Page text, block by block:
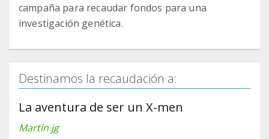
campaña para recaudar fondos para una
investigación genética.
Destinamos la recaudación a:
La aventura de ser un X-men
Martín jg